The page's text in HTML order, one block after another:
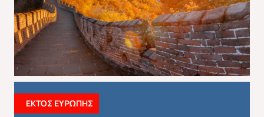
Απευθείας απο Ηράκλειο Εκτός Ευρώπης
ΕΚΤΟΣ ΕΥΡΩΠΗΣ